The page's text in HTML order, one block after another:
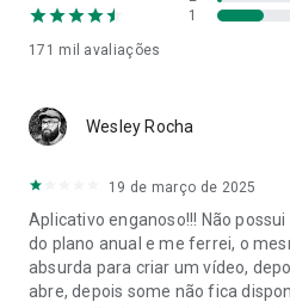
Realista
Cyberpunk
Fantasia
IA fazer o resto.
Baixe o Livensa AI agora e
de vídeos — na palma da sua
171 mil avaliações
1
Wesley Rocha
19 de março de 2025
Aplicativo enganoso!!! Não
do plano anual e me ferrei, o
absurda para criar um vídeo,
abre, depois some não fica